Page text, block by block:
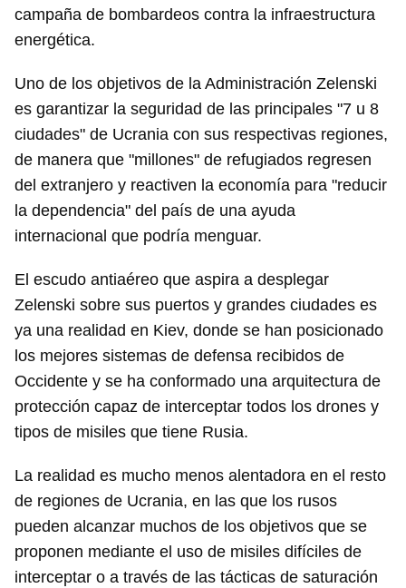
Guardar como favorito
Para poder guardar como favorito, primero has de
iniciar sesión con tu cuenta de 14ymedio.
INICIAR SESIÓN
campaña de bombardeos contra la infraestructura
energética.
Uno de los objetivos de la Administración Zelenski
es garantizar la seguridad de las principales "7 u 8
ciudades" de Ucrania con sus respectivas regiones,
de manera que "millones" de refugiados regresen
del extranjero y reactiven la economía para "reducir
la dependencia" del país de una ayuda
internacional que podría menguar.
El escudo antiaéreo que aspira a desplegar
Zelenski sobre sus puertos y grandes ciudades es
ya una realidad en Kiev, donde se han posicionado
los mejores sistemas de defensa recibidos de
Occidente y se ha conformado una arquitectura de
protección capaz de interceptar todos los drones y
tipos de misiles que tiene Rusia.
La realidad es mucho menos alentadora en el resto
de regiones de Ucrania, en las que los rusos
pueden alcanzar muchos de los objetivos que se
proponen mediante el uso de misiles difíciles de
interceptar o a través de las tácticas de saturación